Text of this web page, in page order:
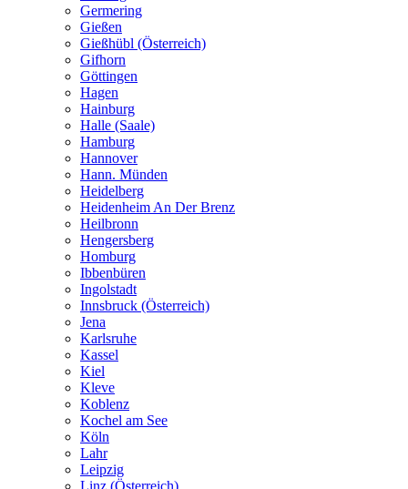
Germering
Gießen
Gießhübl (Österreich)
Gifhorn
Göttingen
Hagen
Hainburg
Halle (Saale)
Hamburg
Hannover
Hann. Münden
Heidelberg
Heidenheim An Der Brenz
Heilbronn
Hengersberg
Homburg
Ibbenbüren
Ingolstadt
Innsbruck (Österreich)
Jena
Karlsruhe
Kassel
Kiel
Kleve
Koblenz
Kochel am See
Köln
Lahr
Leipzig